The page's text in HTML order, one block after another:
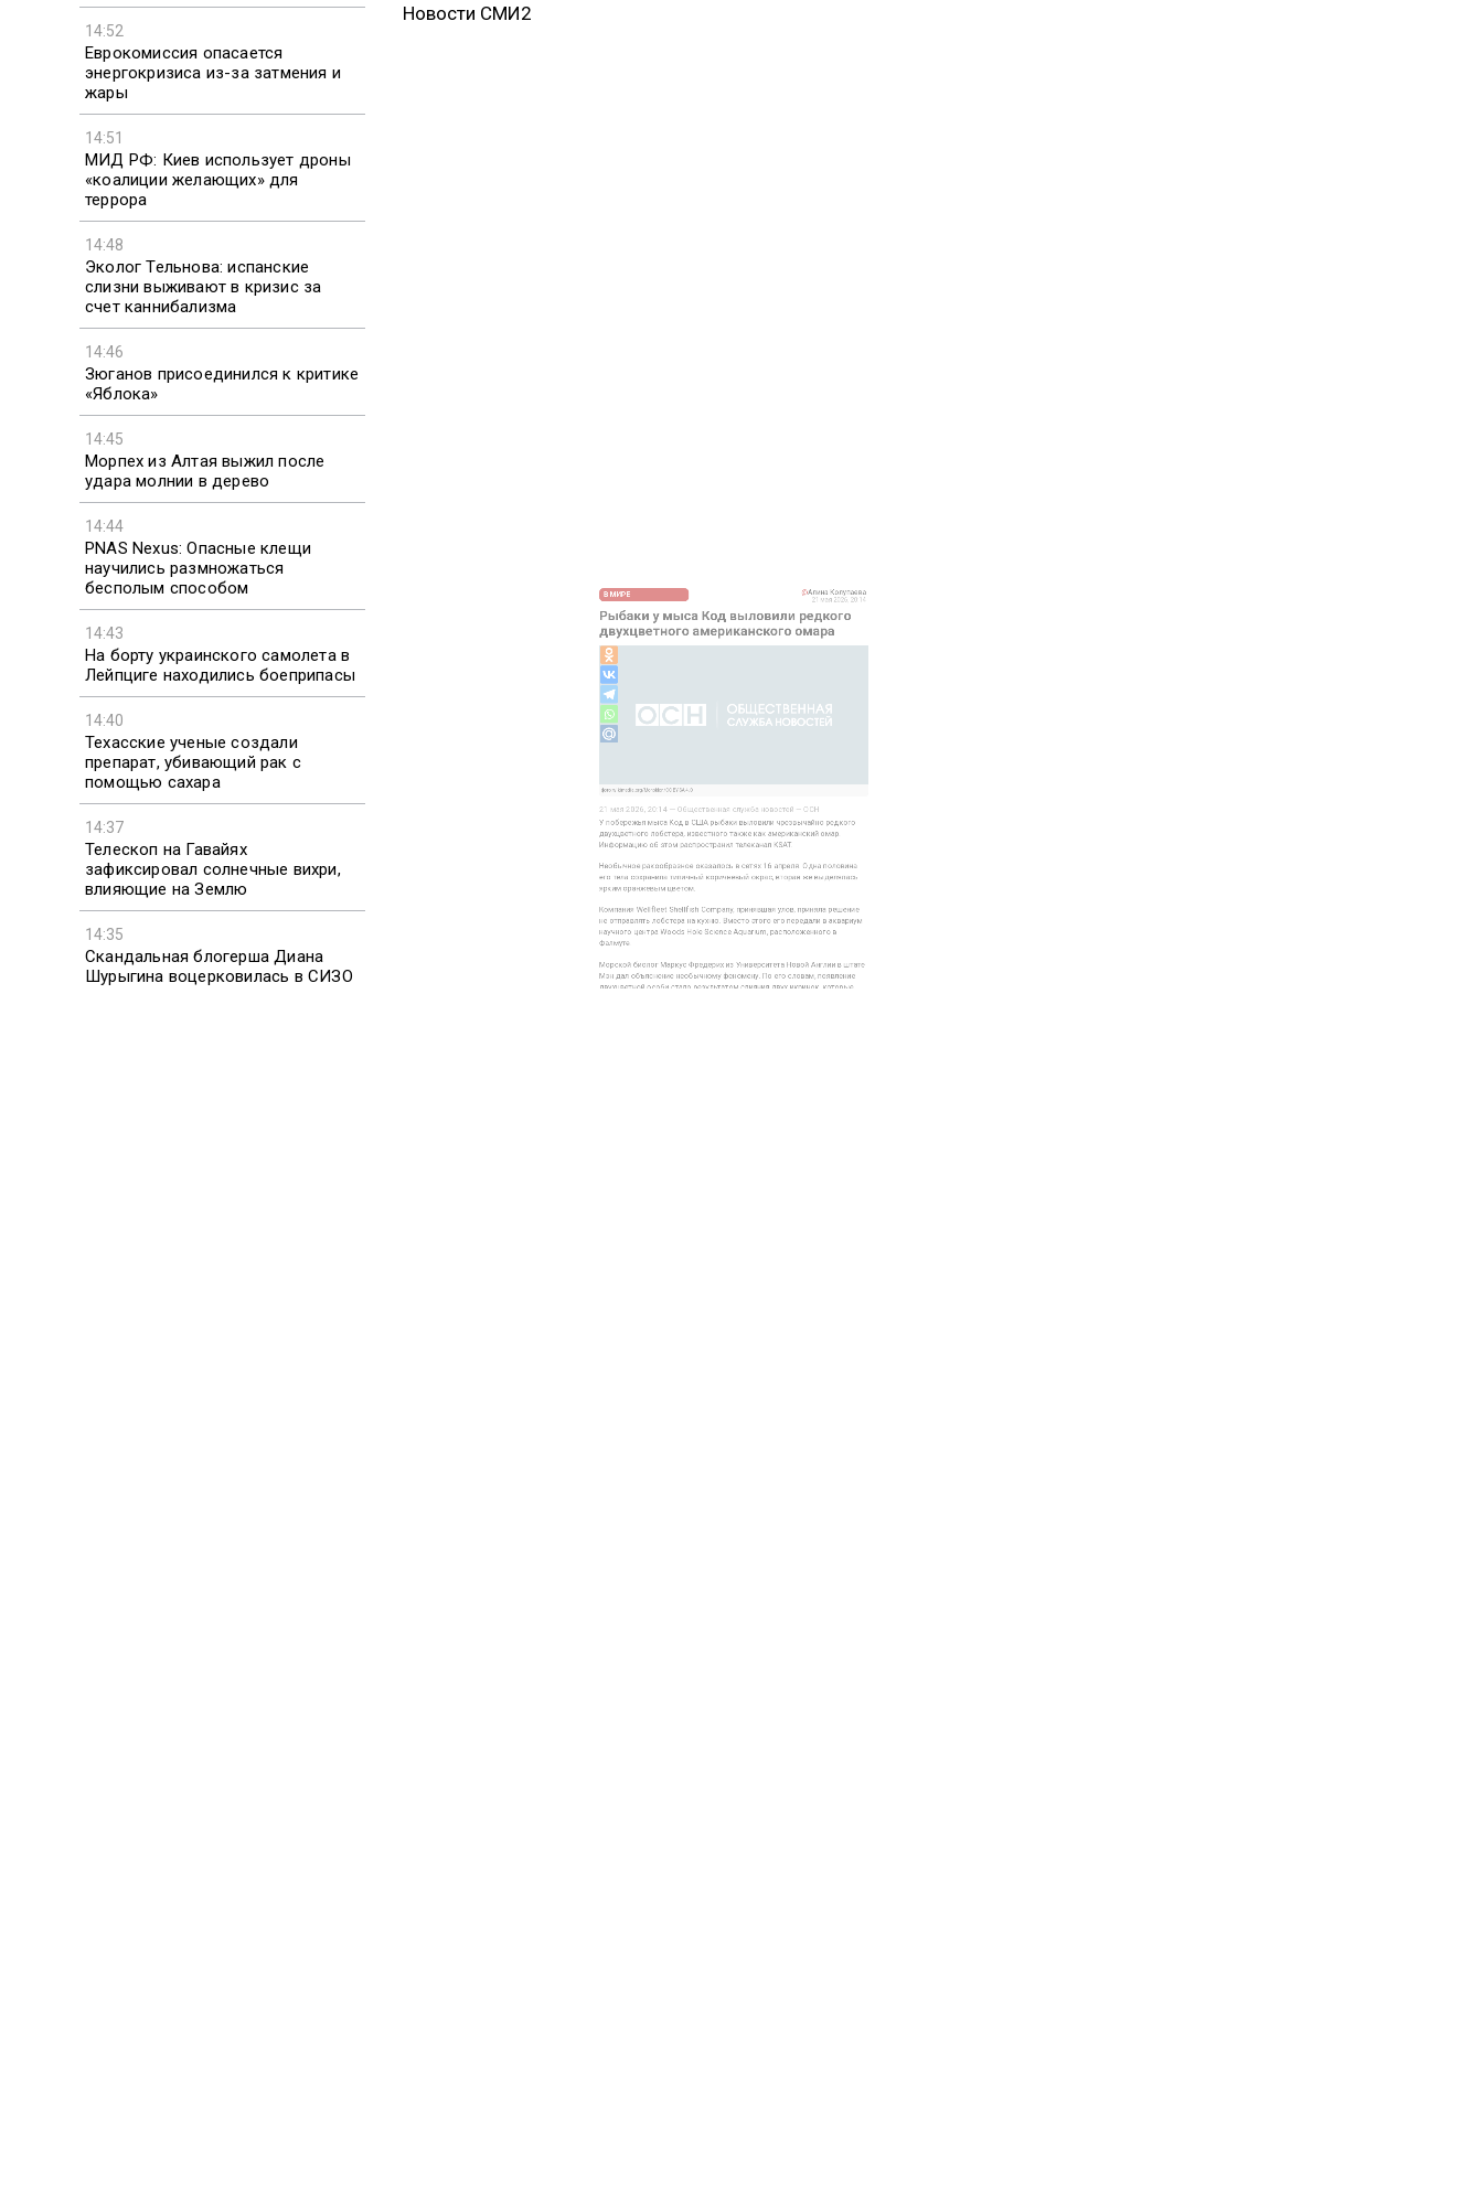
14:52
Еврокомиссия опасается
энергокризиса из-за затмения и
жары
14:51
МИД РФ: Киев использует дроны
«коалиции желающих» для
террора
14:48
Эколог Тельнова: испанские
слизни выживают в кризис за
счет каннибализма
14:46
Зюганов присоединился к критике
«Яблока»
14:45
Морпех из Алтая выжил после
удара молнии в дерево
14:44
PNAS Nexus: Опасные клещи
научились размножаться
бесполым способом
14:43
На борту украинского самолета в
Лейпциге находились боеприпасы
14:40
Техасские ученые создали
препарат, убивающий рак с
помощью сахара
14:37
Телескоп на Гавайях
зафиксировал солнечные вихри,
влияющие на Землю
14:35
Скандальная блогерша Диана
Шурыгина воцерковилась в СИЗО
фото: wikimedia.org/Monoklon/CC BY-SA 4.0
21 мая 2026, 20:14 — Общественная служба новостей — ОСН
У побережья мыса Код в США рыбаки выловили чрезвычайно редкого
двухцветного лобстера, известного также как американский омар.
Необычное ракообразное оказалось в сетях 16 апреля. Одна половина
его тела сохранила типичный коричневый окрас, вторая же выделялась
ярким оранжевым цветом.
Компания Wellfleet Shellfish Company, принявшая улов, приняла решение
не отправлять лобстера на кухню. Вместо этого его передали в аквариум
научного центра Woods Hole Science Aquarium, расположенного в